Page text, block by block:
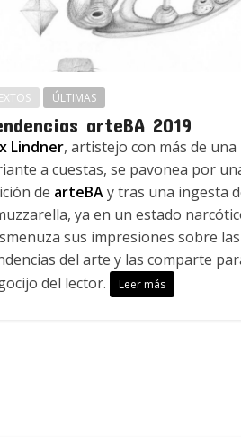
ÚLTIMAS
arteBA 2019
Lindner, artistejo con más de una
a cuestas, se pavonea por
de arteBAy tras una ingesta
ya en un estado
sus impresiones sobre
del arte y las comparte
del lector.
Leer más